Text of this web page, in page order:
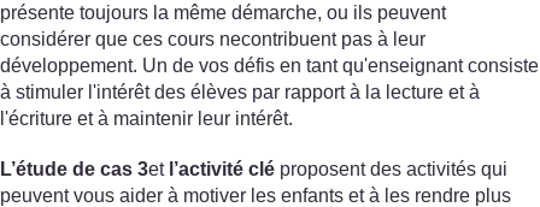
présente toujours la même démarche, ou ils peuvent
considérer que ces cours necontribuent pas à leur
développement. Un de vos défis en tant qu'enseignant consiste
à stimuler l'intérêt des élèves par rapport à la lecture et à
l'écriture et à maintenir leur intérêt.
L’étude de cas 3et l’activité clé proposent des activités qui
peuvent vous aider à motiver les enfants et à les rendre plus